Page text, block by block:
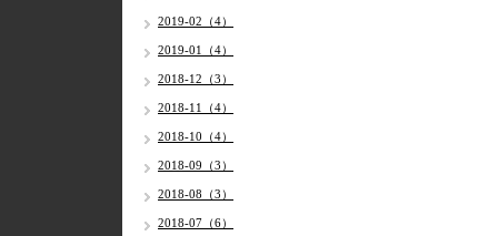
2019-02（4）
2019-01（4）
2018-12（3）
2018-11（4）
2018-10（4）
2018-09（3）
2018-08（3）
2018-07（6）